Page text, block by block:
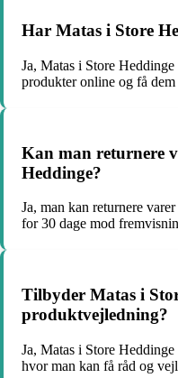
Har Matas i Store
Ja, Matas i Store
produkter online og få
Kan man returnere
Heddinge?
Ja, man kan returnere
for 30 dage mod
Tilbyder Matas i
produktvejledning?
Ja, Matas i Store
hvor man kan få råd og